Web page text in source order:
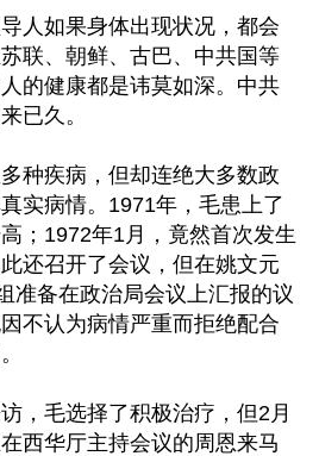
人如果身体出现状况，都会
联、朝鲜、古巴、中共国等
的健康都是讳莫如深。中共
已久。
种疾病，但却连绝大多数政
实病情。1971年，毛患上了
；1972年1月，竟然首次发生
还召开了会议，但在姚文元
准备在政治局会议上汇报的议
不认为病情严重而拒绝配合
，毛选择了积极治疗，但2月
西华厅主持会议的周恩来马